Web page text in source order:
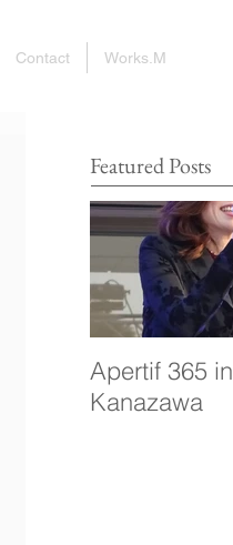
Contact Works.M
Featured Posts
Apertif 365 in
Kanazawa